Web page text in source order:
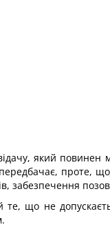
який
проте,
забезпечення
що не